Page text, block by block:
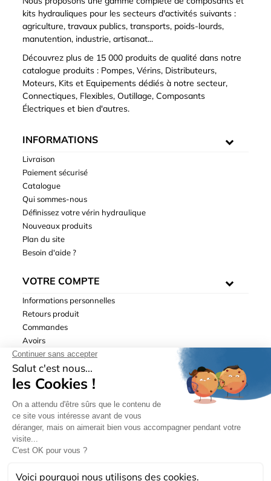
kits hydrauliques pour les secteurs d'activités suivants :
agriculture, travaux publics, transports, poids-lourds,
manutention, industrie, artisanat...
Découvrez plus de 15 000 produits de qualité dans notre
catalogue produits : Pompes, Vérins, Distributeurs,
Moteurs, Kits et Equipements dédiés à notre secteur,
Connectiques, Flexibles, Outillage, Composants
Électriques et bien d'autres.
INFORMATIONS
Livraison
Paiement sécurisé
Catalogue
Qui sommes-nous
Définissez votre vérin hydraulique
Nouveaux produits
Plan du site
Besoin d'aide ?
VOTRE COMPTE
Informations personnelles
Retours produit
Commandes
Avoirs
Adresses
Bons de réduction
de ventes| © Hydrodis 2003-2026. Tous droits réservés